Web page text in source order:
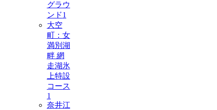
グラウ
ンド1
大空
町：女
満別湖
畔 網
走湖氷
上特設
コース
1
奈井江